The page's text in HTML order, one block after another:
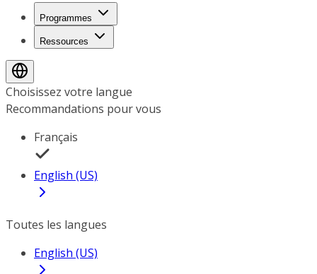
Programmes
Ressources
Choisissez votre langue
Recommandations pour vous
Français
English (US)
Toutes les langues
English (US)